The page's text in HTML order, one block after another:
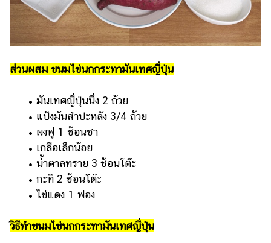
และ
เด็ก
สัตว์
บริการ
แอปฯ
กระปุก
คอร์ส
ออนไลน์
เลข
ส่วนผสม ขนมไข่นกกระทามันเทศญี่ปุ่น
• มันเทศญี่ปุ่นนึ่ง 2 ถ้วย
• แป้งมันสำปะหลัง 3/4 ถ้วย
• ผงฟู 1 ช้อนชา
• เกลือเล็กน้อย
• น้ำตาลทราย 3 ช้อนโต๊ะ
• กะทิ 2 ช้อนโต๊ะ
• ไข่แดง 1 ฟอง
วิธีทำขนมไข่นกกระทามันเทศญี่ปุ่น